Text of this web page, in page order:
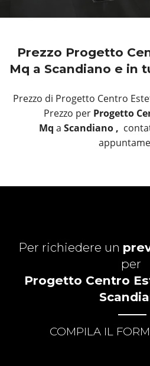
Prezzo Progetto
Mq a Scandiano e in
Prezzo di Progetto Centro
Prezzo per Progetto
Mq a Scandiano ,
Per richiedere un
per
Progetto Centro
COMPILA IL